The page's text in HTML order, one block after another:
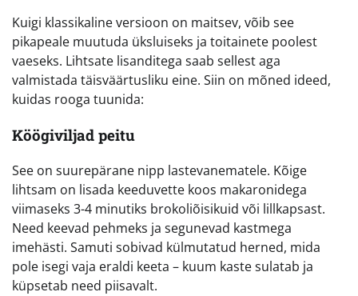
Kuigi klassikaline versioon on maitsev, võib see
pikapeale muutuda üksluiseks ja toitainete poolest
vaeseks. Lihtsate lisanditega saab sellest aga
valmistada täisväärtusliku eine. Siin on mõned ideed,
kuidas rooga tuunida:
Köögiviljad peitu
See on suurepärane nipp lastevanematele. Kõige
lihtsam on lisada keeduvette koos makaronidega
viimaseks 3-4 minutiks brokoliõisikuid või lillkapsast.
Need keevad pehmeks ja segunevad kastmega
imehästi. Samuti sobivad külmutatud herned, mida
pole isegi vaja eraldi keeta – kuum kaste sulatab ja
küpsetab need piisavalt.